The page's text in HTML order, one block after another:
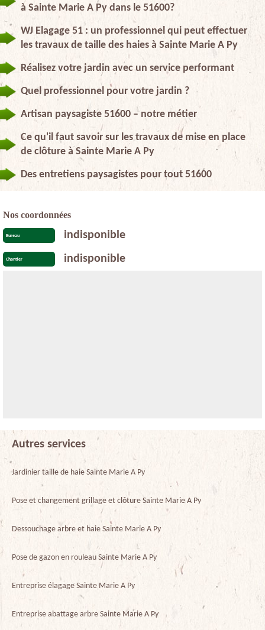
à Sainte Marie A Py dans le 51600?
WJ Elagage 51 : un professionnel qui peut effectuer
les travaux de taille des haies à Sainte Marie A Py
Réalisez votre jardin avec un service performant
Quel professionnel pour votre jardin ?
Artisan paysagiste 51600 – notre métier
Ce qu'il faut savoir sur les travaux de mise en place
de clôture à Sainte Marie A Py
Des entretiens paysagistes pour tout 51600
Nos coordonnées
Bureau indisponible
Chantier indisponible
Autres services
Jardinier taille de haie Sainte Marie A Py
Pose et changement grillage et clôture Sainte Marie A Py
Dessouchage arbre et haie Sainte Marie A Py
Pose de gazon en rouleau Sainte Marie A Py
Entreprise élagage Sainte Marie A Py
Entreprise abattage arbre Sainte Marie A Py